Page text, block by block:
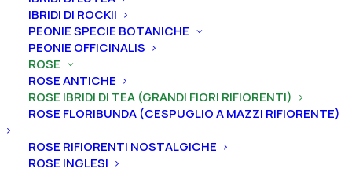
IBRIDI DI ROCKII
PEONIE SPECIE BOTANICHE
PEONIE OFFICINALIS
ROSE
ROSE ANTICHE
ROSE IBRIDI DI TEA (GRANDI FIORI RIFIORENTI)
ROSE FLORIBUNDA (CESPUGLIO A MAZZI RIFIORENTE)
ROSE RIFIORENTI NOSTALGICHE
ROSE INGLESI
Home Rose
Rosa ibrido di tea rifiorente “Hot Lady® – Exquisite”
Rosa ibrido di tea rifiorente
“Hot Lady® – Exquisite”